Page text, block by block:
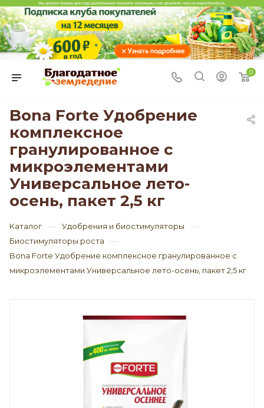
0
Bona Forte Удобрение
комплексное
гранулированное с
микроэлементами
Универсальное лето-
осень, пакет 2,5 кг
Каталог — Удобрения и биостимуляторы —
Биостимуляторы роста —
Bona Forte Удобрение комплексное гранулированное с
микроэлементами Универсальное лето-осень, пакет 2,5 кг